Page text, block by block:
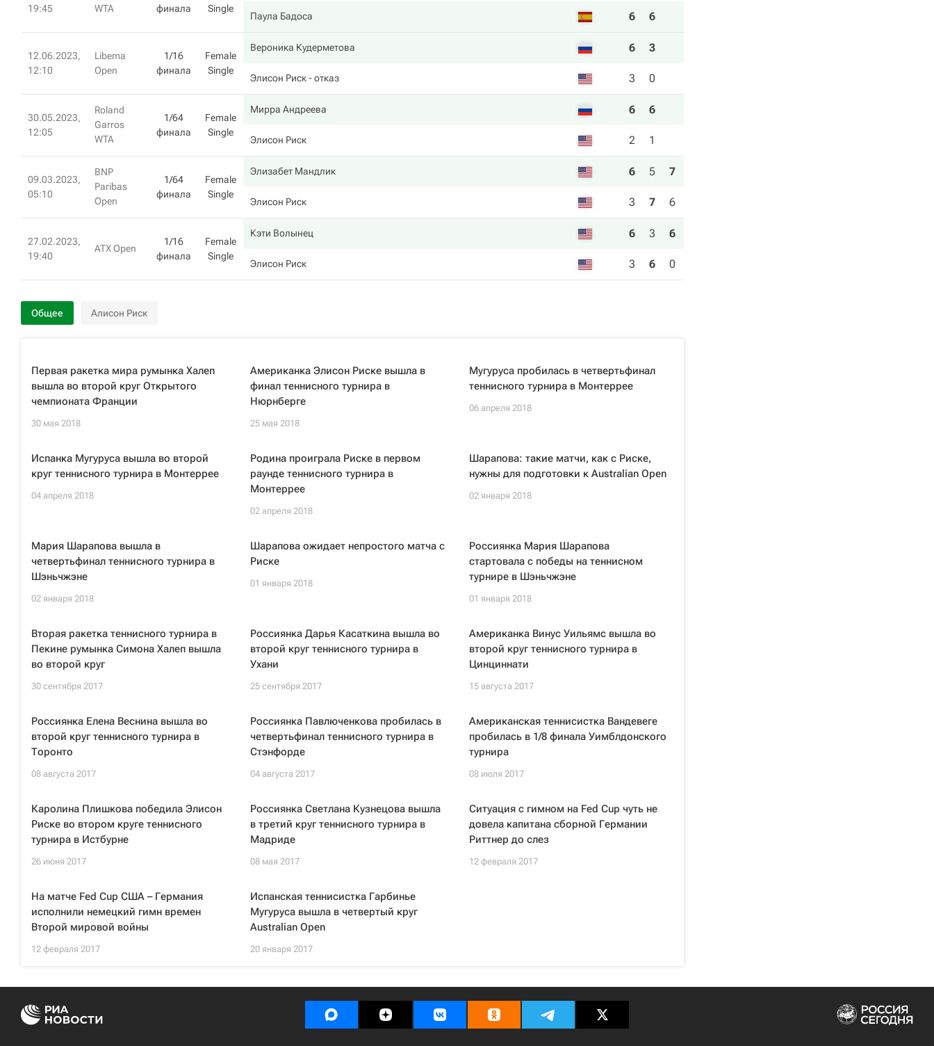
19:45
WTA
финала
Single
Паула Бадоса 6 6
12.06.2023,
12:10
Libema
Open
1/16
финала
Female
Single
Вероника Кудерметова 6 3
Элисон Риск- отказ 3 0
30.05.2023,
12:05
Roland
Garros
WTA
1/64
финала
Female
Single
Мирра Андреева 6 6
Элисон Риск 2 1
09.03.2023,
05:10
BNP
Paribas
Open
1/64
финала
Female
Single
Элизабет Мандлик 6 5 7
Элисон Риск 3 7 6
27.02.2023,
19:40
ATX Open
1/16
финала
Female
Single
Кэти Волынец 6 3 6
Элисон Риск 3 6 0
Общее Алисон Риск
Первая ракетка мира румынка Халеп
вышла во второй круг Открытого
чемпионата Франции
30 мая 2018
Американка Элисон Риске вышла в
финал теннисного турнира в
Нюрнберге
25 мая 2018
Мугуруса пробилась в четвертьфинал
теннисного турнира в Монтеррее
06 апреля 2018
Испанка Мугуруса вышла во второй
круг теннисного турнира в Монтеррее
04 апреля 2018
Родина проиграла Риске в первом
раунде теннисного турнира в
Монтеррее
02 апреля 2018
Шарапова: такие матчи, как с Риске,
нужны для подготовки к Australian Open
02 января 2018
Мария Шарапова вышла в
четвертьфинал теннисного турнира в
Шэньчжэне
02 января 2018
Шарапова ожидает непростого матча с
Риске
01 января 2018
Россиянка Мария Шарапова
стартовала с победы на теннисном
турнире в Шэньчжэне
01 января 2018
Вторая ракетка теннисного турнира в
Пекине румынка Симона Халеп вышла
во второй круг
30 сентября 2017
Россиянка Дарья Касаткина вышла во
второй круг теннисного турнира в
Ухани
25 сентября 2017
Американка Винус Уильямс вышла во
второй круг теннисного турнира в
Цинциннати
15 августа 2017
Россиянка Елена Веснина вышла во
второй круг теннисного турнира в
Торонто
08 августа 2017
Россиянка Павлюченкова пробилась в
четвертьфинал теннисного турнира в
Стэнфорде
04 августа 2017
Американская теннисистка Вандевеге
пробилась в 1/8 финала Уимблдонского
турнира
08 июля 2017
Каролина Плишкова победила Элисон
Риске во втором круге теннисного
турнира в Истбурне
26 июня 2017
Россиянка Светлана Кузнецова вышла
в третий круг теннисного турнира в
Мадриде
08 мая 2017
Ситуация с гимном на Fed Cup чуть не
довела капитана сборной Германии
Риттнер до слез
12 февраля 2017
На матче Fed Cup США – Германия
исполнили немецкий гимн времен
Второй мировой войны
12 февраля 2017
Испанская теннисистка Гарбинье
Мугуруса вышла в четвертый круг
Australian Open
20 января 2017